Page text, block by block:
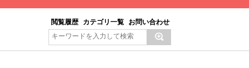
閲覧履歴 カテゴリ一覧 お問い合わせ